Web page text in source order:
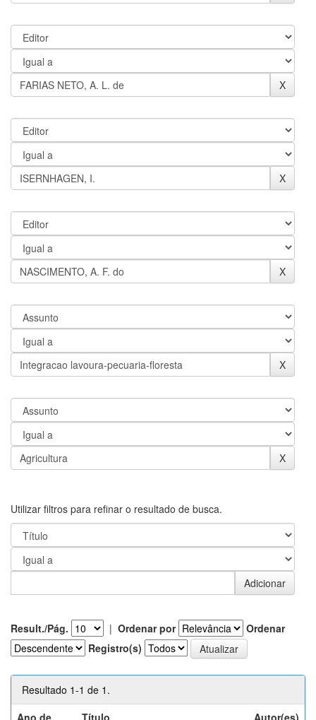
Utilizar filtros para refinar o resultado de busca.
Result./Pág. | Ordenar por
Ordenar
Registro(s)
Resultado 1-1 de 1.
Ano de
Título Autor(es)